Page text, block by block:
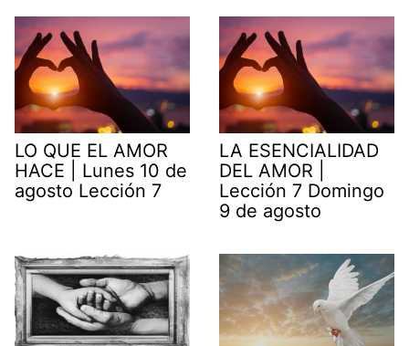
LO QUE EL AMOR
HACE | Lunes 10 de
agosto Lección 7
LA ESENCIALIDAD
DEL AMOR |
Lección 7 Domingo
9 de agosto